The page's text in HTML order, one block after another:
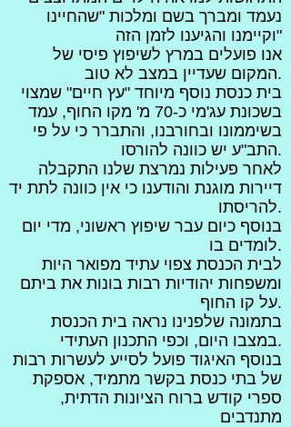
נעמד ומברך בשם ומלכות "שהחיינו
וקיימנו והגיענו לזמן הזה"
אנו פועלים במרץ לשיפוץ פיסי של
המקום שעדיין במצב לא טוב.
בית כנסת נוסף מיוחד "עץ חיים" שמצוי
בשכונת עג'מי כ-70 מ' מקו החוף, עמד
בשיממונו ובחורבנו, והתברר כי על פי
התב"ע יש כוונה להורסו.
לאחר פעילות נמרצת שלנו התקבלה
דיירות מוגנת והודענו כי אין כוונה לתת יד
להריסתו.
בנוסף כיום עבר שיפוץ ראשוני, מדי יום
לומדים בו.
לבית הכנסת צפוי עתיד מפואר היות
ומשפחות יהודיות רבות בונות את ביתם
על קו החוף.
בתמונה שלפנינו נראה בית הכנסת
במצבו היום, וכפי התכנון העתידי.
בנוסף האיגוד פועל לסייע לעשרות רבות
של בתי כנסת בקשר מתמיד, אספקת
ספרי קודש ברוח הציונות הדתית,
מתנדבים